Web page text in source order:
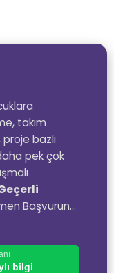
takım
bazlı
pek çok
Başvurun…
bilgi